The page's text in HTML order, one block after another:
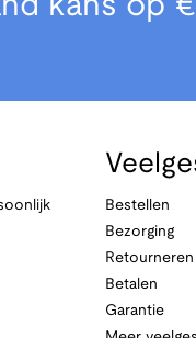
kans op
Bestellen
Bezorging
Retourneren
Betalen
Garantie